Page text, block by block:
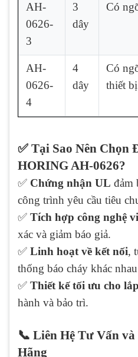
AH-
0626-
3
3
dây
Có
AH-
0626-
4
4
dây
Có
thiết
✅ Tại Sao Nên Chọn
HORING AH-0626?
✅ Chứng nhận UL đảm
công trình yêu cầu tiêu
✅ Tích hợp công nghệ
xác và giảm báo giả.
✅ Linh hoạt về kết nối,
thống báo cháy khác
✅ Thiết kế tối ưu cho
hành và bảo trì.
📞 Liên Hệ Tư Vấn
Hãng